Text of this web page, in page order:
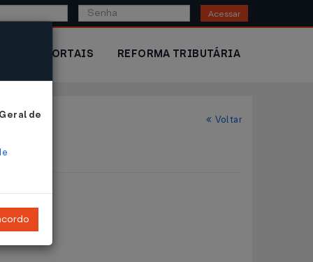
Acessar
PORTAIS REFORMA TRIBUTÁRIA
Voltar
de